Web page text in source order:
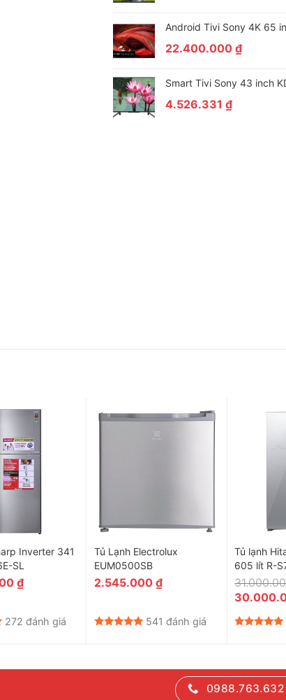
ngăn và kệ
Android Tivi Sony 4K 65
22.400.000₫
Smart Tivi Sony 43 inch
4.526.331₫
Inverter 341
SL
₫
272 đánh giá
Tủ Lạnh Electrolux
EUM0500SB
2.545.000 ₫
541 đánh giá
Tủ lạnh
605 lít R-
Giá
là:
0988.763.632